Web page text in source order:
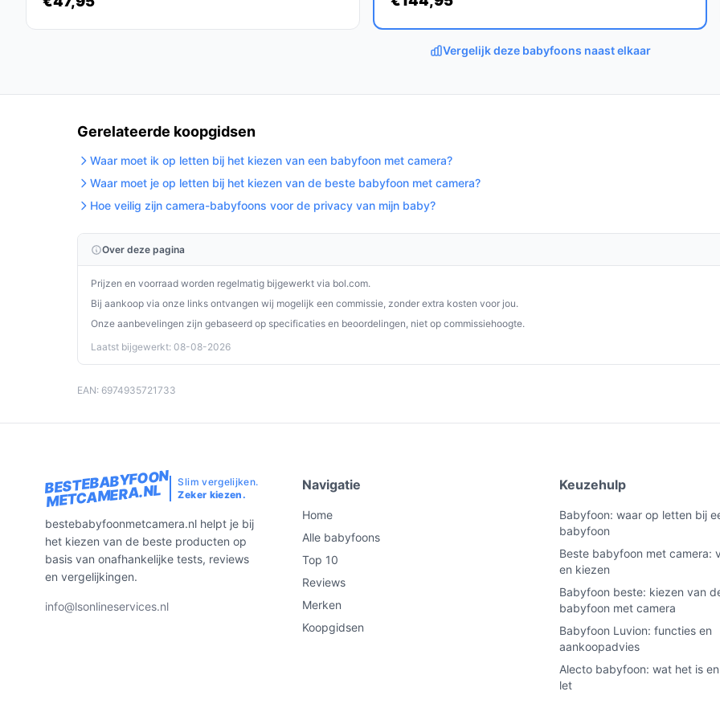
geavanceerde functies en gebruiksgemak, zal dit product een waardevolle aanvulling zijn in
wat perfect past bij jouw behoeften!
Vergelijk deze babyfoons naast elkaar
Gerelateerde koopgidsen
Waar moet ik op letten bij het kiezen van een babyfoon met camera?
Waar moet je op letten bij het kiezen van de beste babyfoon met camera?
Hoe veilig zijn camera-babyfoons voor de privacy van mijn baby?
Over deze pagina
Prijzen en voorraad worden regelmatig bijgewerkt via bol.com.
Bij aankoop via onze links ontvangen wij mogelijk een commissie, zonder extra kosten voor jou.
Onze aanbevelingen zijn gebaseerd op specificaties en beoordelingen, niet op commissiehoogte.
Laatst bijgewerkt: 08-08-2026
EAN: 6974935721733
BESTEBABYFOON
METCAMERA.NL
Slim vergelijken.
Zeker kiezen.
bestebabyfoonmetcamera.nl helpt je bij
het kiezen van de beste producten op
basis van onafhankelijke tests, reviews
en vergelijkingen.
info@lsonlineservices.nl
Navigatie
Home
Alle babyfoons
Top 10
Reviews
Merken
Koopgidsen
Keuzehulp
Babyfoon: waar op letten bij
babyfoon
Beste babyfoon met camera:
en kiezen
Babyfoon beste: kiezen van
babyfoon met camera
Babyfoon Luvion: functies en
aankoopadvies
Alecto babyfoon: wat het is
let